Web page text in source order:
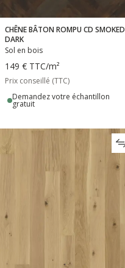
CHÊNE BÂTON ROMPU CD SMOKED
DARK
Sol en bois
149 € TTC/m²
Prix conseillé (TTC)
Demandez votre échantillon
gratuit